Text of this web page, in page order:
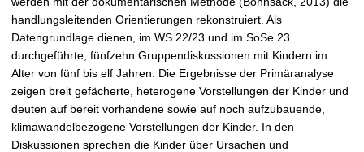
handlungsleitenden Orientierungen rekonstruiert. Als
Datengrundlage dienen, im WS 22/23 und im SoSe 23
durchgeführte, fünfzehn Gruppendiskussionen mit Kindern im
Alter von fünf bis elf Jahren. Die Ergebnisse der Primäranalyse
zeigen breit gefächerte, heterogene Vorstellungen der Kinder und
deuten auf bereit vorhandene sowie auf noch aufzubauende,
klimawandelbezogene Vorstellungen der Kinder. In den
Diskussionen sprechen die Kinder über Ursachen und